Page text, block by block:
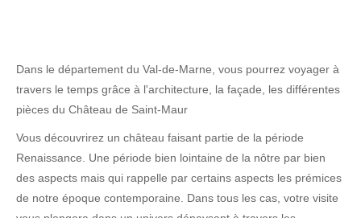
Dans le département du Val-de-Marne, vous pourrez voyager à
travers le temps grâce à l'architecture, la façade, les différentes
pièces du Château de Saint-Maur
Vous découvrirez un château faisant partie de la période
Renaissance. Une période bien lointaine de la nôtre par bien
des aspects mais qui rappelle par certains aspects les prémices
de notre époque contemporaine. Dans tous les cas, votre visite